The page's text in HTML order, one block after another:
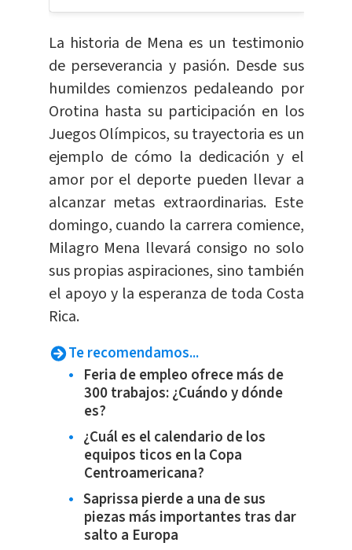
La historia de Mena es un testimonio
de perseverancia y pasión. Desde sus
humildes comienzos pedaleando por
Orotina hasta su participación en los
Juegos Olímpicos, su trayectoria es un
ejemplo de cómo la dedicación y el
amor por el deporte pueden llevar a
alcanzar metas extraordinarias. Este
domingo, cuando la carrera comience,
Milagro Mena llevará consigo no solo
sus propias aspiraciones, sino también
el apoyo y la esperanza de toda Costa
Rica.
Te recomendamos...
Feria de empleo ofrece más de
300 trabajos: ¿Cuándo y dónde
es?
¿Cuál es el calendario de los
equipos ticos en la Copa
Centroamericana?
Saprissa pierde a una de sus
piezas más importantes tras dar
salto a Europa